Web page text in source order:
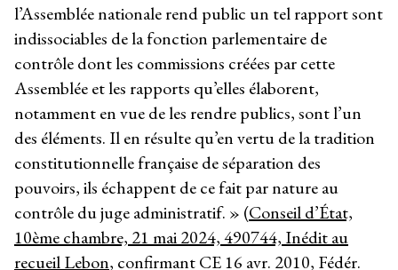
l’Assemblée nationale rend public un tel rapport sont
indissociables de la fonction parlementaire de
contrôle dont les commissions créées par cette
Assemblée et les rapports qu’elles élaborent,
notamment en vue de les rendre publics, sont l’un
des éléments. Il en résulte qu’en vertu de la tradition
constitutionnelle française de séparation des
pouvoirs, ils échappent de ce fait par nature au
contrôle du juge administratif. » (Conseil d’État,
10ème chambre, 21 mai 2024, 490744, Inédit au
recueil Lebon, confirmant CE 16 avr. 2010, Fédér.